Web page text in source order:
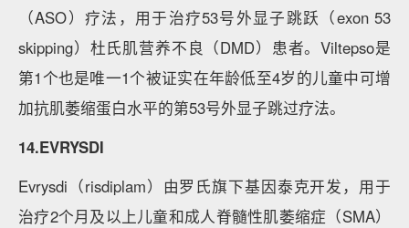
（ASO）疗法，用于治疗53号外显子跳跃（exon 53
skipping）杜氏肌营养不良（DMD）患者。Viltepso是
第1个也是唯一1个被证实在年龄低至4岁的儿童中可增
加抗肌萎缩蛋白水平的第53号外显子跳过疗法。
14.EVRYSDI
Evrysdi（risdiplam）由罗氏旗下基因泰克开发，用于
治疗2个月及以上儿童和成人脊髓性肌萎缩症（SMA）